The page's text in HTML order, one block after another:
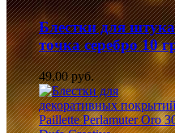
Блестки для
точка серебро 10
49,00 руб.